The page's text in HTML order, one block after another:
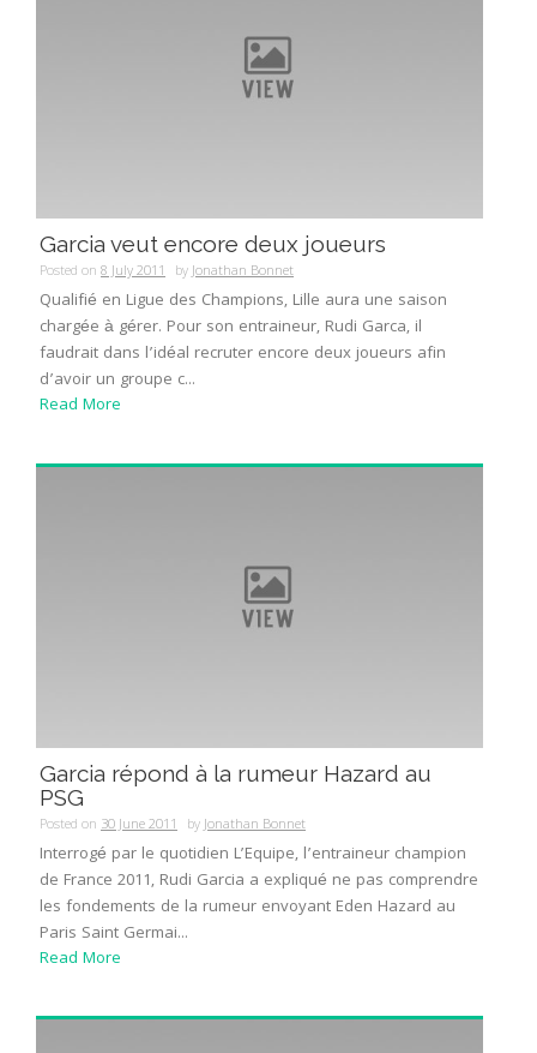
Garcia veut encore deux joueurs
Posted on 8 July 2011 byJonathan Bonnet
Qualifié en Ligue des Champions, Lille aura une saison
chargée à gérer. Pour son entraineur, Rudi Garca, il
faudrait dans l’idéal recruter encore deux joueurs afin
d’avoir un groupe c...
Read More
Garcia répond à la rumeur Hazard au
PSG
Posted on 30 June 2011 byJonathan Bonnet
Interrogé par le quotidien L’Equipe, l’entraineur champion
de France 2011, Rudi Garcia a expliqué ne pas comprendre
les fondements de la rumeur envoyant Eden Hazard au
Paris Saint Germai...
Read More